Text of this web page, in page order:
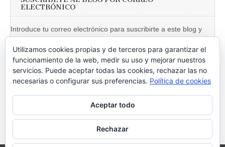
ELECTRÓNICO
Introduce tu correo electrónico para suscribirte a este blog y
Dirección
de
email
Únete a otros 246 suscriptores
Utilizamos cookies propias y de terceros para garantizar el
funcionamiento de la web, medir su uso y mejorar nuestros
servicios. Puede aceptar todas las cookies, rechazar las no
necesarias o configurar sus preferencias. Política de cookies
Aceptar todo
Rechazar